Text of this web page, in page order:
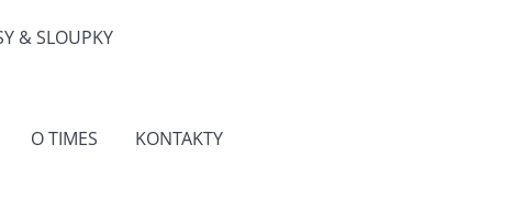
& SLOUPKY
O TIMES KONTAKTY